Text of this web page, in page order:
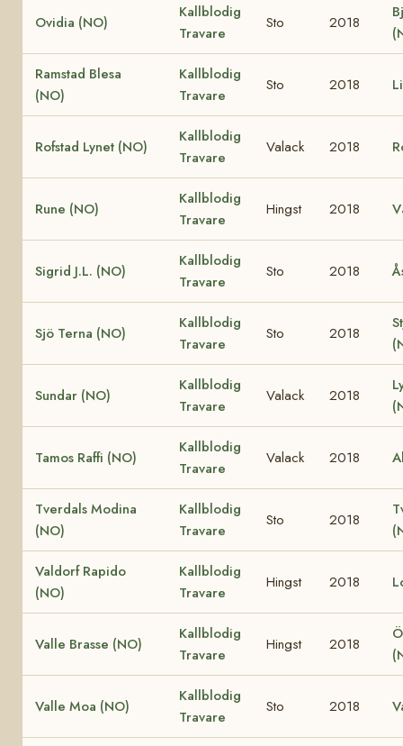
Ovidia (NO)
Kallblodig
Travare
Sto 2018
Ramstad Blesa
(NO)
Kallblodig
Travare
Sto 2018
Rofstad Lynet (NO)
Kallblodig
Travare
Valack 2018
Rune (NO)
Kallblodig
Travare
Hingst 2018
Sigrid J.L. (NO)
Kallblodig
Travare
Sto 2018
Sjö Terna (NO)
Kallblodig
Travare
Sto 2018
Sundar (NO)
Kallblodig
Travare
Valack 2018
Tamos Raffi (NO)
Kallblodig
Travare
Valack 2018
Tverdals Modina
(NO)
Kallblodig
Travare
Sto 2018
Valdorf Rapido
(NO)
Kallblodig
Travare
Hingst 2018
Valle Brasse (NO)
Kallblodig
Travare
Hingst 2018
Valle Moa (NO)
Kallblodig
Travare
Sto 2018